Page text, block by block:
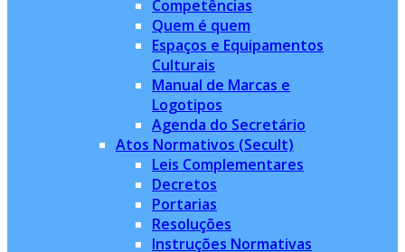
Competências
Quem é quem
Espaços e Equipamentos
Culturais
Manual de Marcas e
Logotipos
Agenda do Secretário
Atos Normativos (Secult)
Leis Complementares
Decretos
Portarias
Resoluções
Instruções Normativas